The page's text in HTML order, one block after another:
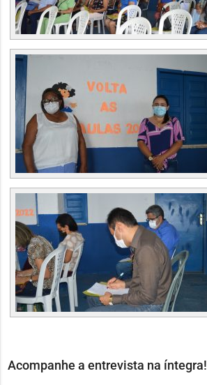
Acompanhe a entrevista na íntegra!